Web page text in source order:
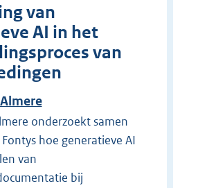
van
AI in het
van
onderzoekt samen
hoe generatieve AI
van
bij